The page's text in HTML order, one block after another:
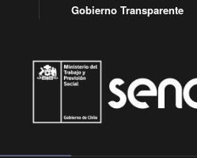
Gobierno Transparente